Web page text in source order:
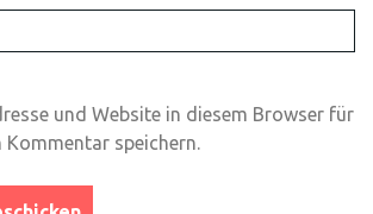
und Website in diesem Browser für
Kommentar speichern.